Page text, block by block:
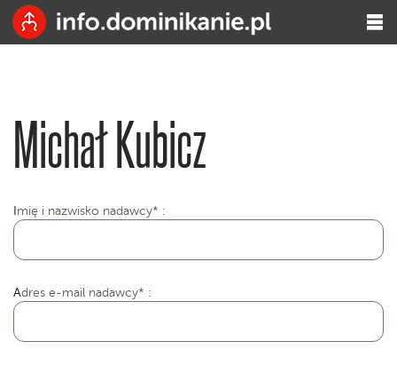
Michał Kubicz
mię i nazwisko nadawcy* :
Adres e-mail nadawcy* :